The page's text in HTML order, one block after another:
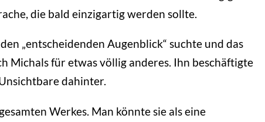
die bald einzigartig werden sollte.
„entscheidenden Augenblick“ suchte und das
Michals für etwas völlig anderes. Ihn beschäftigte
dahinter.
Werkes. Man könnte sie als eine